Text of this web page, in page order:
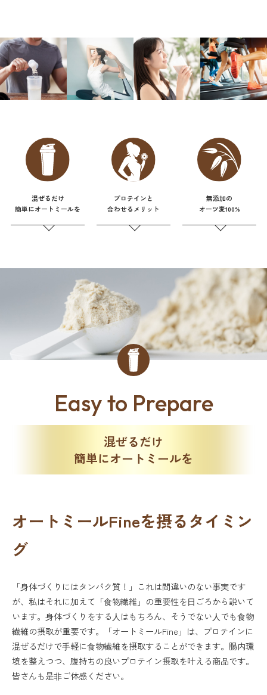
混ぜるだけ
簡単にオートミールを
プロテインと
合わせるメリット
無添加の
オーツ麦100%
Easy to Prepare
混ぜるだけ
簡単にオートミールを
オートミールFineを摂るタイミン
グ
「⾝体づくりにはタンパク質！」これは間違いのない事実です
が、私はそれに加えて「⾷物繊維」の重要性を⽇ごろから説いて
います。⾝体づくりをする⼈はもちろん、そうでない⼈でも⾷物
繊維の摂取が重要です。「オートミールFine」は、プロテインに
混ぜるだけで⼿軽に⾷物繊維を摂取することができます。腸内環
境を整えつつ、腹持ちの良いプロテイン摂取を叶える商品です。
皆さんも是⾮ご体感ください。